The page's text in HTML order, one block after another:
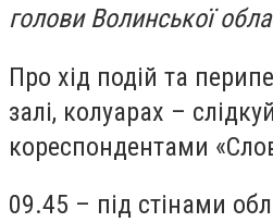
голови Волинської
Про хід подій та
залі, колуарах –
кореспондентами
09.45 – під стінами